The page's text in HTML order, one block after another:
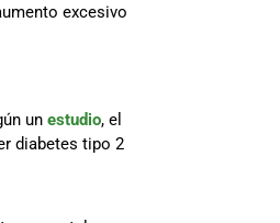
excesivo
un estudio, el
diabetes tipo 2